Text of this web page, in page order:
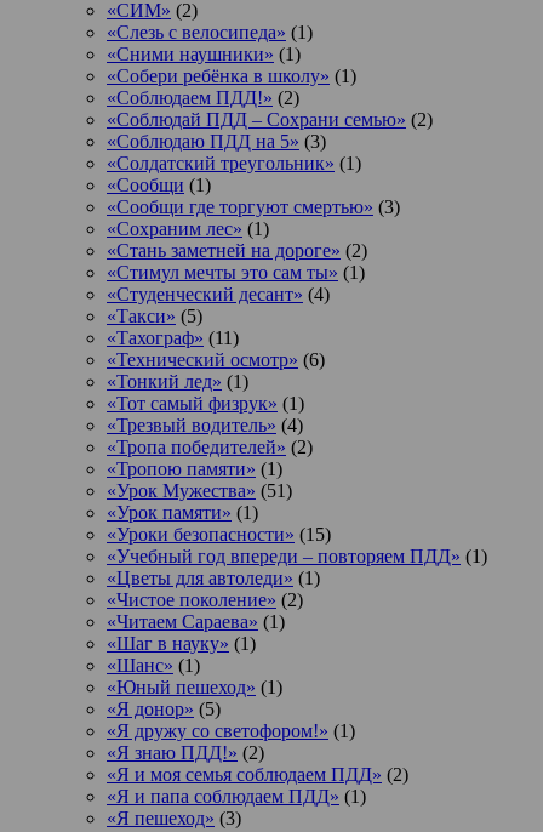
«СИМ» (2)
«Слезь с велосипеда» (1)
«Сними наушники» (1)
«Собери ребёнка в школу» (1)
«Соблюдаем ПДД!» (2)
«Соблюдай ПДД – Сохрани семью» (2)
«Соблюдаю ПДД на 5» (3)
«Солдатский треугольник» (1)
«Сообщи (1)
«Сообщи где торгуют смертью» (3)
«Сохраним лес» (1)
«Стань заметней на дороге» (2)
«Стимул мечты это сам ты» (1)
«Студенческий десант» (4)
«Такси» (5)
«Тахограф» (11)
«Технический осмотр» (6)
«Тонкий лед» (1)
«Тот самый физрук» (1)
«Трезвый водитель» (4)
«Тропа победителей» (2)
«Тропою памяти» (1)
«Урок Мужества» (51)
«Урок памяти» (1)
«Уроки безопасности» (15)
«Учебный год впереди – повторяем ПДД» (1)
«Цветы для автоледи» (1)
«Чистое поколение» (2)
«Читаем Сараева» (1)
«Шаг в науку» (1)
«Шанс» (1)
«Юный пешеход» (1)
«Я донор» (5)
«Я дружу со светофором!» (1)
«Я знаю ПДД!» (2)
«Я и моя семья соблюдаем ПДД» (2)
«Я и папа соблюдаем ПДД» (1)
«Я пешеход» (3)